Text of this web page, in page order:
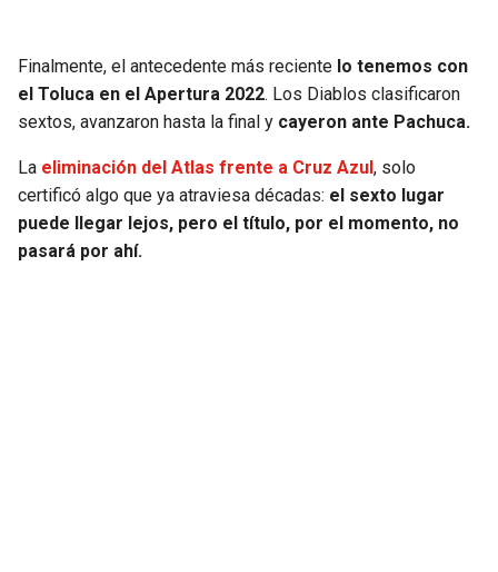
Finalmente, el antecedente más reciente lo tenemos con
el Toluca en el Apertura 2022. Los Diablos clasificaron
sextos, avanzaron hasta la final y cayeron ante Pachuca.
La eliminación del Atlas frente a Cruz Azul , solo
certificó algo que ya atraviesa décadas: el sexto lugar
puede llegar lejos, pero el título, por el momento, no
pasará por ahí.